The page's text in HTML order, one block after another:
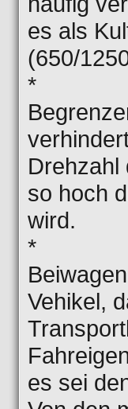
es als
(650/
*
Drehzahl
so hoch
wird.
*
Vehikel,
es sei